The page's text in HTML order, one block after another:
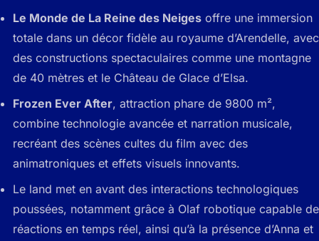
Le Monde de La Reine des Neiges offre une immersion
totale dans un décor fidèle au royaume d’Arendelle, avec
des constructions spectaculaires comme une montagne
de 40 mètres et le Château de Glace d’Elsa.
Frozen Ever After, attraction phare de 9800 m²,
combine technologie avancée et narration musicale,
recréant des scènes cultes du film avec des
animatroniques et effets visuels innovants.
Le land met en avant des interactions technologiques
poussées, notamment grâce à Olaf robotique capable de
réactions en temps réel, ainsi qu’à la présence d’Anna et